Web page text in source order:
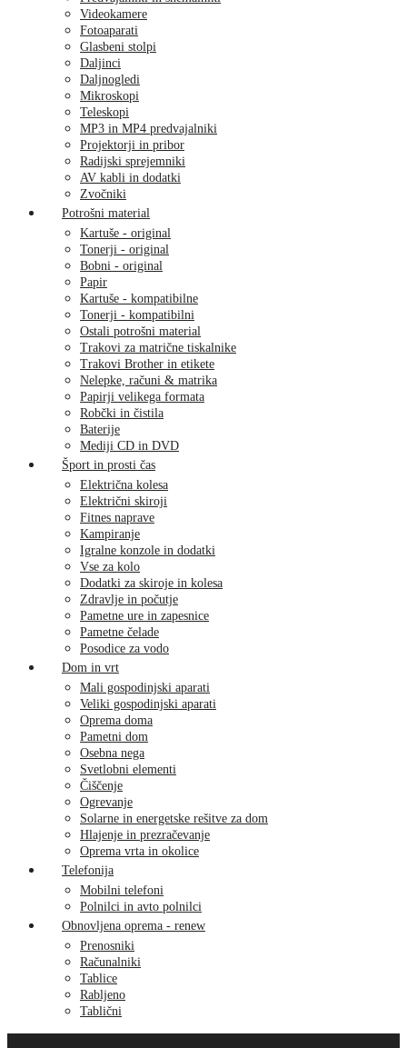
Videokamere
Fotoaparati
Glasbeni stolpi
Daljinci
Daljnogledi
Mikroskopi
Teleskopi
MP3 in MP4 predvajalniki
Projektorji in pribor
Radijski sprejemniki
AV kabli in dodatki
Zvočniki
Potrošni material
Kartuše - original
Tonerji - original
Bobni - original
Papir
Kartuše - kompatibilne
Tonerji - kompatibilni
Ostali potrošni material
Trakovi za matrične tiskalnike
Trakovi Brother in etikete
Nelepke, računi & matrika
Papirji velikega formata
Robčki in čistila
Baterije
Mediji CD in DVD
Šport in prosti čas
Električna kolesa
Električni skiroji
Fitnes naprave
Kampiranje
Igralne konzole in dodatki
Vse za kolo
Dodatki za skiroje in kolesa
Zdravlje in počutje
Pametne ure in zapesnice
Pametne čelade
Posodice za vodo
Dom in vrt
Mali gospodinjski aparati
Veliki gospodinjski aparati
Oprema doma
Pametni dom
Osebna nega
Svetlobni elementi
Čiščenje
Ogrevanje
Solarne in energetske rešitve za dom
Hlajenje in prezračevanje
Oprema vrta in okolice
Telefonija
Mobilni telefoni
Polnilci in avto polnilci
Obnovljena oprema - renew
Prenosniki
Računalniki
Tablice
Rabljeno
Tablični